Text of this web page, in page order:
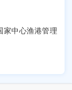
家中心渔港管理